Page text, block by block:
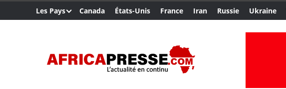
Les Pays Canada États-Unis France Iran Russie Ukraine